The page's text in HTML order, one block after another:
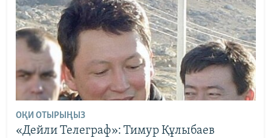
ОҚИ ОТЫРЫҢЫЗ
«Дейли Телеграф»: Тимур Құлыбаев